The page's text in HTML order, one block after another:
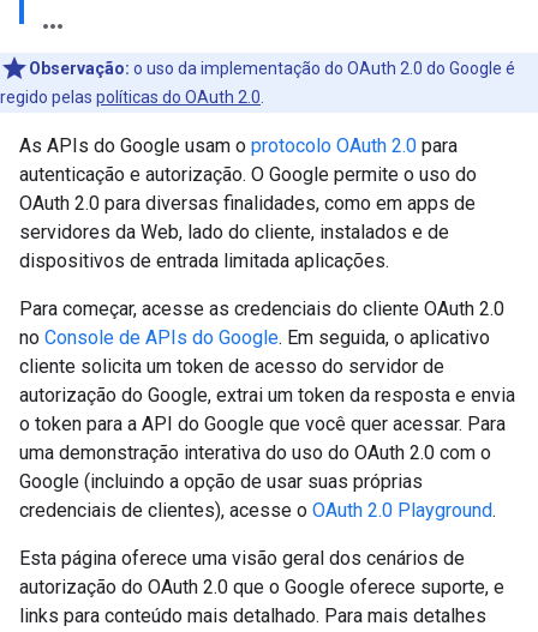
Observação: o uso da implementação do OAuth 2.0 do Google é
regido pelas políticas do OAuth 2.0
As APIs do Google usam o protocolo OAuth 2.0 para
autenticação e autorização. O Google permite o uso do
OAuth 2.0 para diversas finalidades, como em apps de
servidores da Web, lado do cliente, instalados e de
dispositivos de entrada limitada aplicações.
Para começar, acesse as credenciais do cliente OAuth 2.0
no Console de APIs do Google. Em seguida, o aplicativo
cliente solicita um token de acesso do servidor de
autorização do Google, extrai um token da resposta e envia
o token para a API do Google que você quer acessar. Para
uma demonstração interativa do uso do OAuth 2.0 com o
Google (incluindo a opção de usar suas próprias
credenciais de clientes), acesse o OAuth 2.0 Playground.
Esta página oferece uma visão geral dos cenários de
autorização do OAuth 2.0 que o Google oferece suporte, e
links para conteúdo mais detalhado. Para mais detalhes